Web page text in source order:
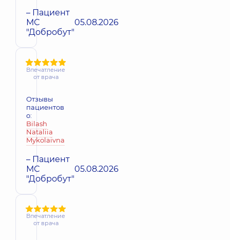
– Пациент
МС
"Добробут"
05.08.2026
Впечатление
от врача
Отзывы
пациентов
о:
Bilash
Nataliia
Mykolaivna
– Пациент
МС
"Добробут"
05.08.2026
Впечатление
от врача